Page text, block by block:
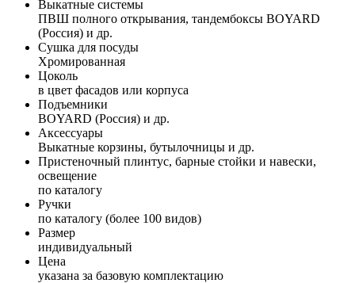
Выкатные системы
ПВШ полного открывания, тандембоксы BOYARD
(Россия) и др.
Сушка для посуды
Хромированная
Цоколь
в цвет фасадов или корпуса
Подъемники
BOYARD (Россия) и др.
Аксессуары
Выкатные корзины, бутылочницы и др.
Пристеночный плинтус, барные стойки и навески,
освещение
по каталогу
Ручки
по каталогу (более 100 видов)
Размер
индивидуальный
Цена
указана за базовую комплектацию